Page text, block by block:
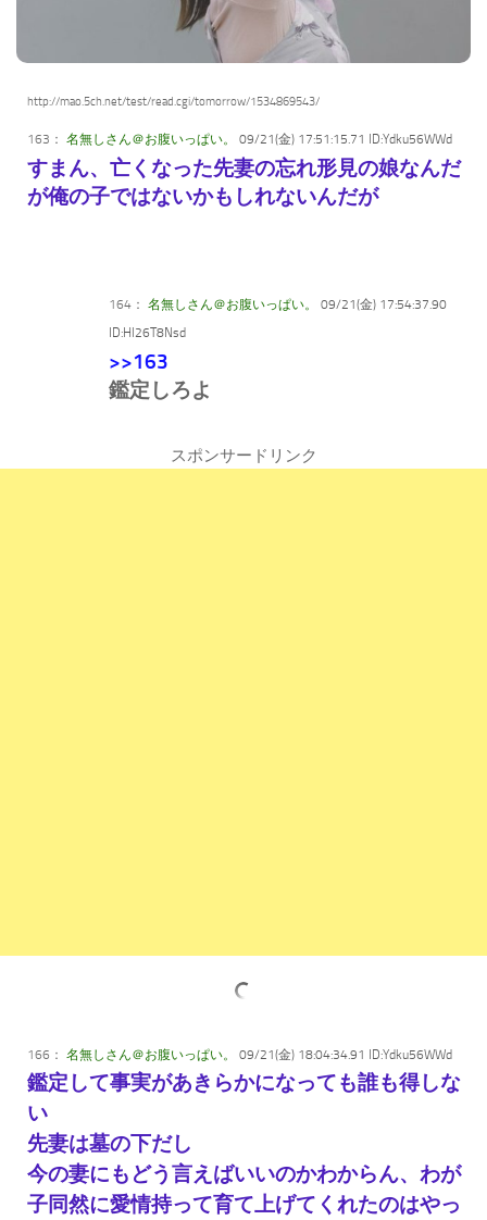
http://mao.5ch.net/test/read.cgi/tomorrow/1534869543/
163： 名無しさん＠お腹いっぱい。 09/21(金) 17:51:15.71 ID:Ydku56WWd
すまん、亡くなった先妻の忘れ形見の娘なんだ
が俺の子ではないかもしれないんだが
164： 名無しさん＠お腹いっぱい。
09/21(金) 17:54:37.90
ID:Hl26T8Nsd
>>163
鑑定しろよ
スポンサードリンク
166： 名無しさん＠お腹いっぱい。 09/21(金) 18:04:34.91 ID:Ydku56WWd
鑑定して事実があきらかになっても誰も得しな
い
先妻は墓の下だし
今の妻にもどう言えばいいのかわからん、わが
子同然に愛情持って育て上げてくれたのはやっ